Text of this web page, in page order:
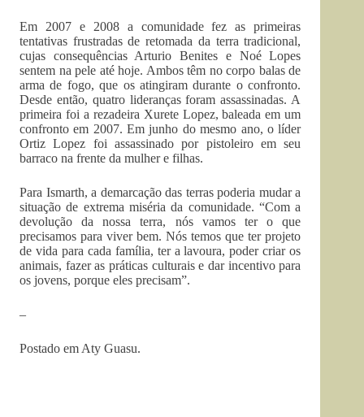
Em 2007 e 2008 a comunidade fez as primeiras
tentativas frustradas de retomada da terra tradicional,
cujas consequências Arturio Benites e Noé Lopes
sentem na pele até hoje. Ambos têm no corpo balas de
arma de fogo, que os atingiram durante o confronto.
Desde então, quatro lideranças foram assassinadas. A
primeira foi a rezadeira Xurete Lopez, baleada em um
confronto em 2007. Em junho do mesmo ano, o líder
Ortiz Lopez foi assassinado por pistoleiro em seu
barraco na frente da mulher e filhas.
Para Ismarth, a demarcação das terras poderia mudar a
situação de extrema miséria da comunidade. “Com a
devolução da nossa terra, nós vamos ter o que
precisamos para viver bem. Nós temos que ter projeto
de vida para cada família, ter a lavoura, poder criar os
animais, fazer as práticas culturais e dar incentivo para
os jovens, porque eles precisam”.
–
Postado em Aty Guasu.